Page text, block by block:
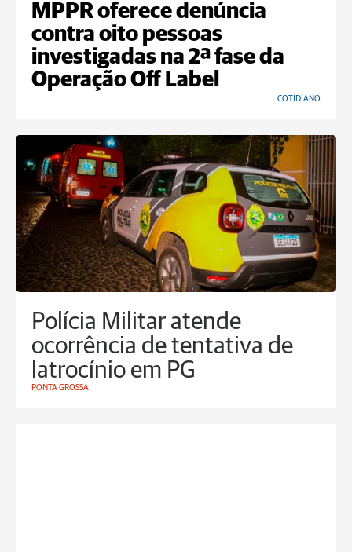
MPPR oferece denúncia
contra oito pessoas
investigadas na 2ª fase da
Operação Off Label
COTIDIANO
Polícia Militar atende
ocorrência de tentativa de
latrocínio em PG
PONTA GROSSA